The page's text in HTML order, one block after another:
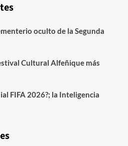
oculto de la Segunda
Cultural Alfeñique más
FIFA 2026?; la Inteligencia